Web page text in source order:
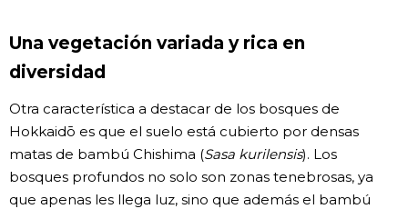
Una vegetación variada y rica en
diversidad
Otra característica a destacar de los bosques de
Hokkaidō es que el suelo está cubierto por densas
matas de bambú Chishima (Sasa kurilensis). Los
bosques profundos no solo son zonas tenebrosas, ya
que apenas les llega luz, sino que además el bambú